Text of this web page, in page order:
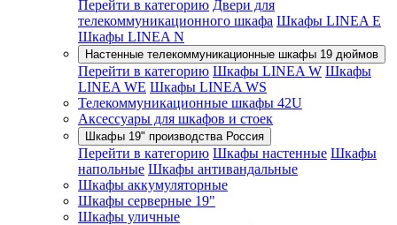
Перейти в категорию Двери для
телекоммуникационного шкафа Шкафы LINEA E
Шкафы LINEA N
Настенные телекоммуникационные шкафы 19 дюймов
Перейти в категорию Шкафы LINEA W Шкафы
LINEA WE Шкафы LINEA WS
Телекоммуникационные шкафы 42U
Аксессуары для шкафов и стоек
Шкафы 19" производства Россия
Перейти в категорию Шкафы настенные Шкафы
напольные Шкафы антивандальные
Шкафы аккумуляторные
Шкафы серверные 19"
Шкафы уличные